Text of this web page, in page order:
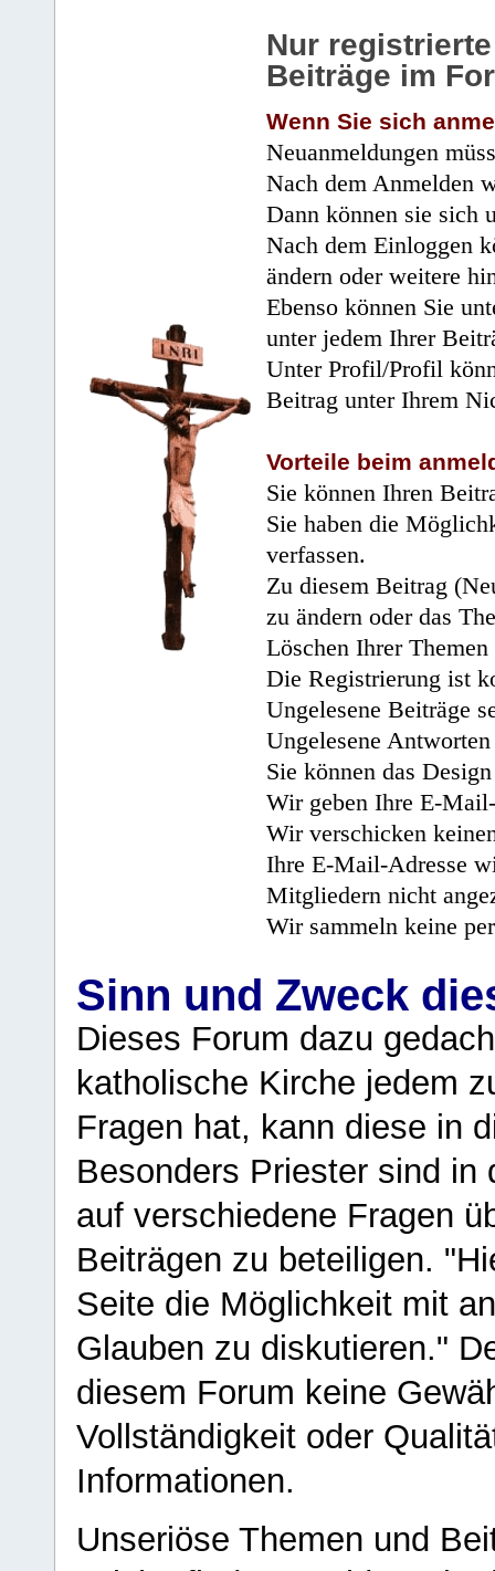
Nur
Beiträge im
Wenn Sie sich
Neuanmeldungen
Nach dem Anmelden
Dann können sie sich
Nach dem Einloggen
ändern oder weitere
Ebenso können Sie
unter jedem Ihrer
Unter Profil/Profil
Beitrag unter Ihrem
Vorteile beim
Sie können Ihren
Sie haben die
verfassen.
Zu diesem Beitrag
zu ändern oder das
Löschen Ihrer
Die Registrierung ist
Ungelesene Beiträge
Ungelesene
Sie können das
Wir geben Ihre E-
Wir verschicken
Ihre E-Mail-Adresse
Mitgliedern nicht
Wir sammeln keine
Sinn und Zweck
Dieses Forum dazu
katholische Kirche jedem
Fragen hat, kann diese in
Besonders Priester sind in
auf verschiedene Fragen
Beiträgen zu beteiligen.
Seite die Möglichkeit mit
Glauben zu diskutieren."
diesem Forum keine
Vollständigkeit oder
Informationen.
Unseriöse Themen und